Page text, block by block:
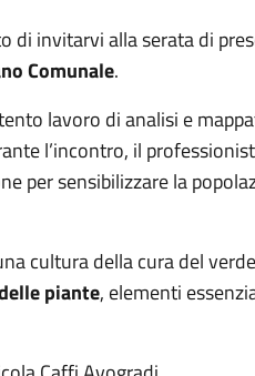
di invitarvi alla serata di
Comunale.
lavoro di analisi e
l’incontro, il
per sensibilizzare la
cultura della cura del
piante, elementi